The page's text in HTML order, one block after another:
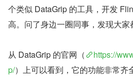
个类似 DataGrip 的工具，开发
高。问了身边一圈同事，发现大家
从 DataGrip 的官网（
https://
p/）上可以看到，它的功能非常齐